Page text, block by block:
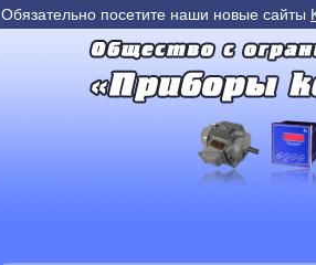
Обязательно посетите наши новые сайты